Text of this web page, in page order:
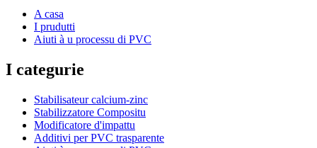
A casa
I prudutti
Aiuti à u processu di PVC
I categurie
Stabilisateur calcium-zinc
Stabilizzatore Compositu
Modificatore d'impattu
Additivi per PVC trasparente